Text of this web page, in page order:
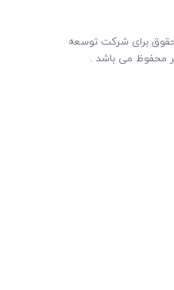
تمامی حقوق برای شرکت توسعه
محفوظ می باشد .